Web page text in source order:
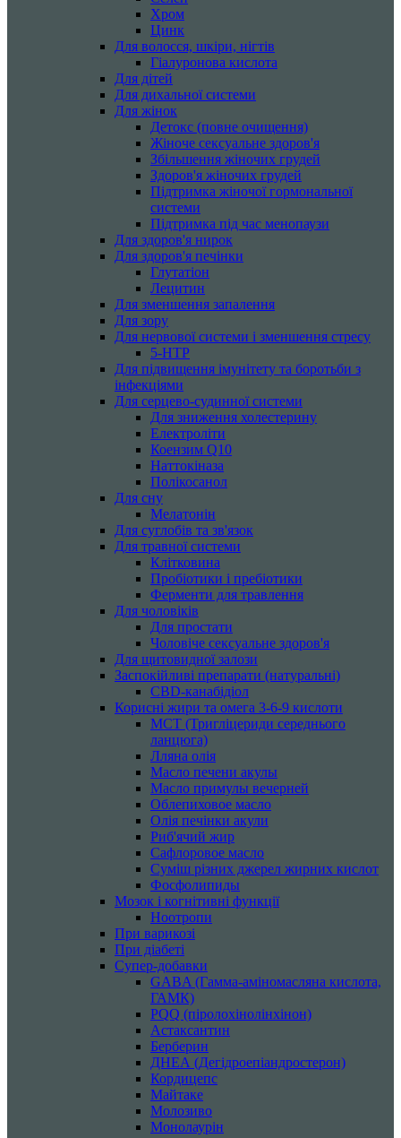
Хром
Цинк
Для волосся, шкіри, нігтів
Гіалуронова кислота
Для дітей
Для дихальної системи
Для жінок
Детокс (повне очищення)
Жіноче сексуальне здоров'я
Збільшення жіночих грудей
Здоров'я жіночих грудей
Підтримка жіночої гормональної
системи
Підтримка під час менопаузи
Для здоров'я нирок
Для здоров'я печінки
Глутатіон
Лецитин
Для зменшення запалення
Для зору
Для нервової системи і зменшення стресу
5-HTP
Для підвищення імунітету та боротьби з
інфекціями
Для серцево-судинної системи
Для зниження холестерину
Електроліти
Коензим Q10
Наттокіназа
Полікосанол
Для сну
Мелатонін
Для суглобів та зв'язок
Для травної системи
Клітковина
Пробіотики і пребіотики
Ферменти для травлення
Для чоловіків
Для простати
Чоловіче сексуальне здоров'я
Для щитовидної залози
Заспокійливі препарати (натуральні)
CBD-канабідіол
Корисні жири та омега 3-6-9 кислоти
MCT (Тригліцериди середнього
ланцюга)
Лляна олія
Масло печени акулы
Масло примулы вечерней
Облепиховое масло
Олія печінки акули
Риб'ячий жир
Сафлоровое масло
Суміш різних джерел жирних кислот
Фосфолипиды
Мозок і когнітивні функції
Ноотропи
При варикозі
При діабеті
Супер-добавки
GABA (Гамма-аміномасляна кислота,
ГАМК)
PQQ (піролохінолінхінон)
Астаксантин
Берберин
ДНЕА (Дегідроепіандростерон)
Кордицепс
Майтаке
Молозиво
Монолаурін